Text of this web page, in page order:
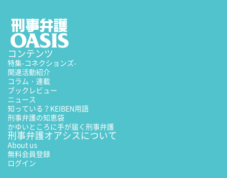
コンテンツ
特集-コネクションズ-
関連活動紹介
コラム・連載
ブックレビュー
ニュース
知っている？KEIBEN用語
刑事弁護の知恵袋
かゆいところに手が届く刑事弁護
刑事弁護オアシスについて
About us
無料会員登録
ログイン